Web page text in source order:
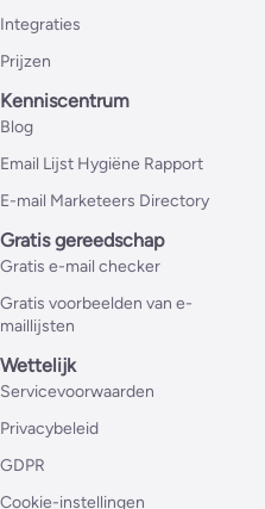
Integraties
Prijzen
Kenniscentrum
Blog
Email Lijst Hygiëne Rapport
E-mail Marketeers Directory
Gratis gereedschap
Gratis e-mail checker
Gratis voorbeelden van e-
maillijsten
Wettelijk
Servicevoorwaarden
Privacybeleid
GDPR
Cookie-instellingen